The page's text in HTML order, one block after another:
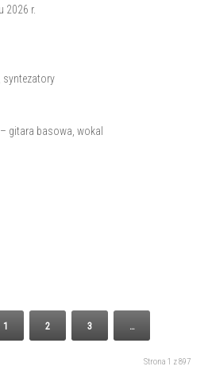
2026 r.
syntezatory
gitara basowa, wokal
1 2 3 …
Strona 1 z 897